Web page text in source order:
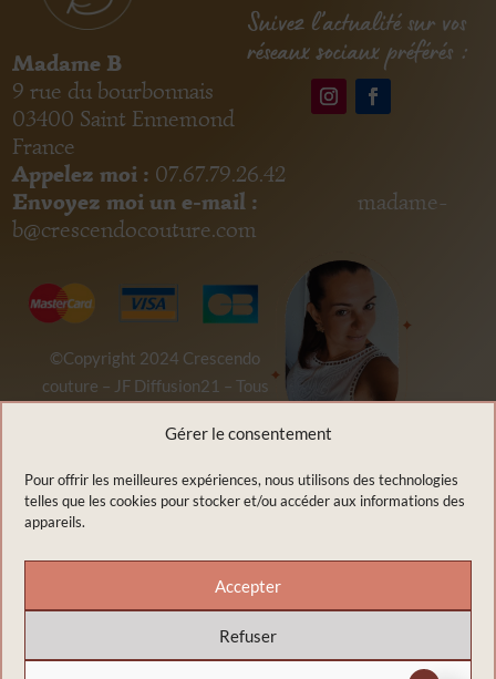
Gérer le consentement
Pour offrir les meilleures expériences, nous utilisons des technologies
telles que les cookies pour stocker et/ou accéder aux informations des
appareils.
Accepter
Refuser
Madame B
9 rue du bourbonnais
03400 Saint Ennemond
France
Appelez moi : 07.67.79.26.42
Envoyez moi un e-mail :
madame-
b@crescendocouture.com
Suivez l’actualité sur vos
réseaux sociaux préférés :
©Copyright 2024 Crescendo
couture – JF Diffusion21 – Tous